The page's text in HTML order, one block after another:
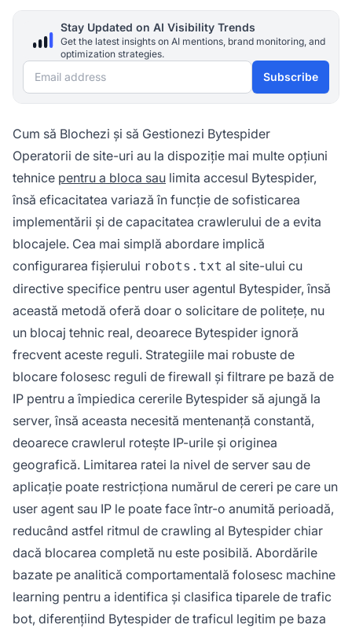
Stay Updated on AI Visibility Trends
Get the latest insights on AI mentions, brand monitoring, and
optimization strategies.
Email address Subscribe
Cum să Blochezi și să Gestionezi Bytespider
Operatorii de site-uri au la dispoziție mai multe opțiuni
tehnice pentru a bloca sau limita accesul Bytespider,
însă eficacitatea variază în funcție de sofisticarea
implementării și de capacitatea crawlerului de a evita
blocajele. Cea mai simplă abordare implică
configurarea fișierului robots.txt al site-ului cu
directive specifice pentru user agentul Bytespider, însă
această metodă oferă doar o solicitare de politețe, nu
un blocaj tehnic real, deoarece Bytespider ignoră
frecvent aceste reguli. Strategiile mai robuste de
blocare folosesc reguli de firewall și filtrare pe bază de
IP pentru a împiedica cererile Bytespider să ajungă la
server, însă aceasta necesită mentenanță constantă,
deoarece crawlerul rotește IP-urile și originea
geografică. Limitarea ratei la nivel de server sau de
aplicație poate restricționa numărul de cereri pe care un
user agent sau IP le poate face într-o anumită perioadă,
reducând astfel ritmul de crawling al Bytespider chiar
dacă blocarea completă nu este posibilă. Abordările
bazate pe analitică comportamentală folosesc machine
learning pentru a identifica și clasifica tiparele de trafic
bot, diferențiind Bytespider de traficul legitim pe baza